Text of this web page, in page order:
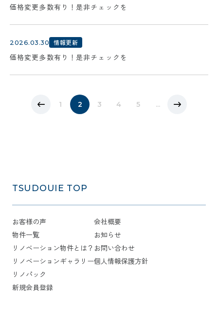
価格変更多数有り！是非チェックを
2026.03.30 情報更新
価格変更多数有り！是非チェックを
1 2 3 4 5 ...
TSUDOUIE TOP
お客様の声
物件一覧
リノベーション物件とは？
リノベーションギャラリー
リノパック
新規会員登録
会社概要
お知らせ
お問い合わせ
個人情報保護方針